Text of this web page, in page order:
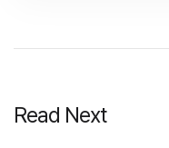
Read Next